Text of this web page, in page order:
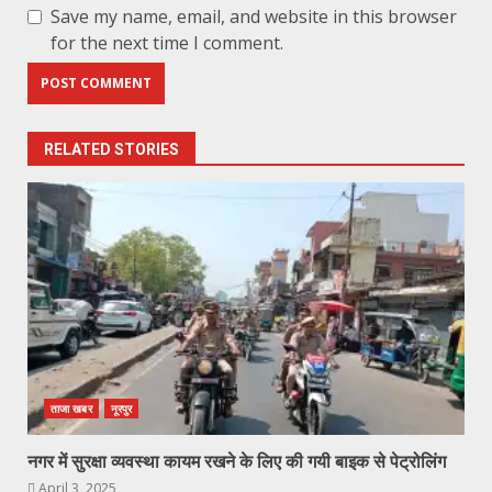
Save my name, email, and website in this browser
for the next time I comment.
RELATED STORIES
ताजा खबर नूरपुर
नगर में सुरक्षा व्यवस्था कायम रखने के लिए की गयी बाइक से पेट्रोलिंग
April 3, 2025